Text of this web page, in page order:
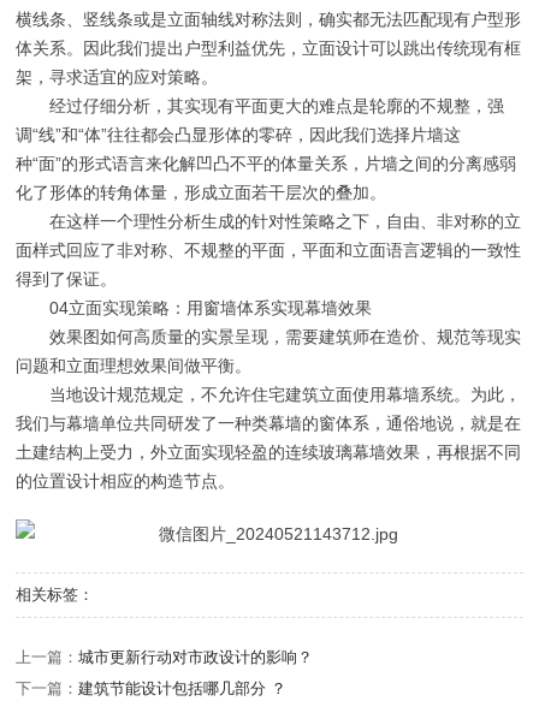
横线条、竖线条或是立面轴线对称法则，确实都无法匹配现有户型形
体关系。因此我们提出户型利益优先，立面设计可以跳出传统现有框
架，寻求适宜的应对策略。
经过仔细分析，其实现有平面更大的难点是轮廓的不规整，强
调“线”和“体”往往都会凸显形体的零碎，因此我们选择片墙这
种“面”的形式语言来化解凹凸不平的体量关系，片墙之间的分离感弱
化了形体的转角体量，形成立面若干层次的叠加。
在这样一个理性分析生成的针对性策略之下，自由、非对称的立
面样式回应了非对称、不规整的平面，平面和立面语言逻辑的一致性
得到了保证。
04立面实现策略：用窗墙体系实现幕墙效果
效果图如何高质量的实景呈现，需要建筑师在造价、规范等现实
问题和立面理想效果间做平衡。
当地设计规范规定，不允许住宅建筑立面使用幕墙系统。为此，
我们与幕墙单位共同研发了一种类幕墙的窗体系，通俗地说，就是在
土建结构上受力，外立面实现轻盈的连续玻璃幕墙效果，再根据不同
的位置设计相应的构造节点。
相关标签：
上一篇：城市更新行动对市政设计的影响？
下一篇：建筑节能设计包括哪几部分 ？